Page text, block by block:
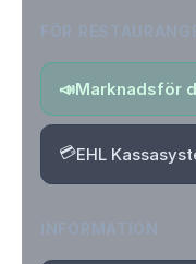
📣Marknadsför
💳EHL